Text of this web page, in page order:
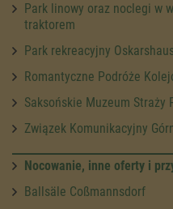
Park linowy oraz noclegi w
traktorem
Park rekreacyjny
Romantyczne Podróże
Saksońskie Muzeum Straży
Związek Komunikacyjny
Nocowanie, inne oferty i
Ballsäle Coßmannsdorf